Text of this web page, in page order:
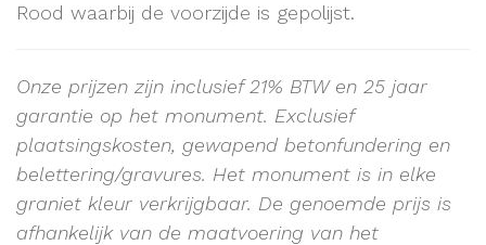
Rood waarbij de voorzijde is gepolijst.
Onze prijzen zijn inclusief 21% BTW en 25 jaar
garantie op het monument. Exclusief
plaatsingskosten, gewapend betonfundering en
belettering/gravures. Het monument is in elke
graniet kleur verkrijgbaar. De genoemde prijs is
afhankelijk van de maatvoering van het